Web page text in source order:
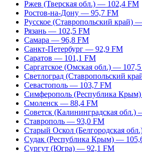
Ржев (Тверская обл.) — 102,4 FM
Ростов-на-Дону — 95,7 FM
Русское (Ставропольский край)
Рязань — 102,5 FM
Самара — 96,8 FM
Санкт-Петербург — 92,9 FM
Саратов — 101,1 FM
Саргатское (Омская обл.) —
Светлоград (Ставропольский
Севастополь — 103,7 FM
Симферополь (Республика
Смоленск — 88,4 FM
Советск (Калининградская обл.)
Ставрополь — 93,0 FM
Старый Оскол (Белгородская
Судак (Республика Крым) —
Сургут (Югра) — 92,1 FM